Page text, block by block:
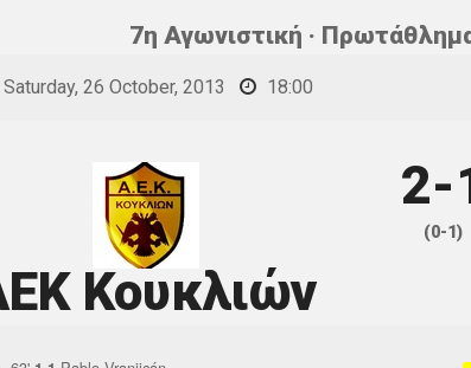
7η Αγωνιστική ·
Saturday, 26 October, 2013 18:00
Κουκλιών
2-
(0-1)